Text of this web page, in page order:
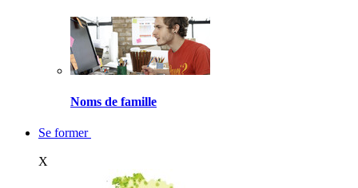
Noms de famille
Se former
X